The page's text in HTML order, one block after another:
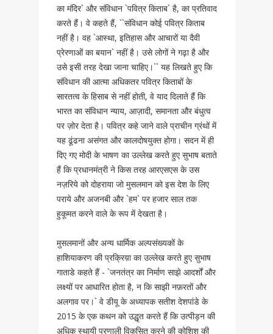
का मंदिर` और संविधान `पवित्र किताब` है, का प्रतिवाद
करते हैं। वे कहते हैं, ``संविधान कोई पवित्र किताब
नहीं है। वह `आस्था, इतिहास और आचारों या दैवी
प्रेरणाओं का बयान` नहीं है। उसे लोगों ने गढ़ा है और
उसे इसी तरह देखा जाना चाहिए।`` यह लिखते हुए कि
संविधान की आत्मा अधिकतर पवित्र किताबों के
सारतत्व के हिसाब से नहीं होती, वे याद दिलाते हैं कि
भारत का संविधान न्याय, आज़ादी, समानता और बंधुत्व
पर ज़ोर देता है। पवित्र कहे जाने वाले प्राचीन ग्रंथों में
यह ढूंढना असंगत और कालदोषयुक्त होगा। सदन में ही
दिए गए मोदी के भाषण का उल्लेख करते हुए सुभाष बताते
हैं कि प्रधानमंत्री ने किस तरह आरएसएस के उस
नज़रिये को दोहराया जो मुसलमान को इस देश के लिए
पराये और अजनबी और `हम` पर हजार साल तक
हुकूमत करने वाले के रूप में देखता है।
मुसलमानों और अन्य धार्मिक अल्पसंख्यकों के
हाशियाकरण की प्रक्रिय़ा का उल्लेख करते हुए सुभाष
गाताडे कहते हैं - `जनतंत्र का निर्माण साझे आदर्शों और
लक्ष्यों पर आधारित होता है, न कि साझी नफ़रतों और
अलगाव पर।` वे डीयू के अध्यापक सतीश देशपांडे के
2015 के एक कथन को उद्धृत करते हैं कि उत्पीड़न की
अधिक स्थायी प्रणाली विकसित करने की कोशिश की